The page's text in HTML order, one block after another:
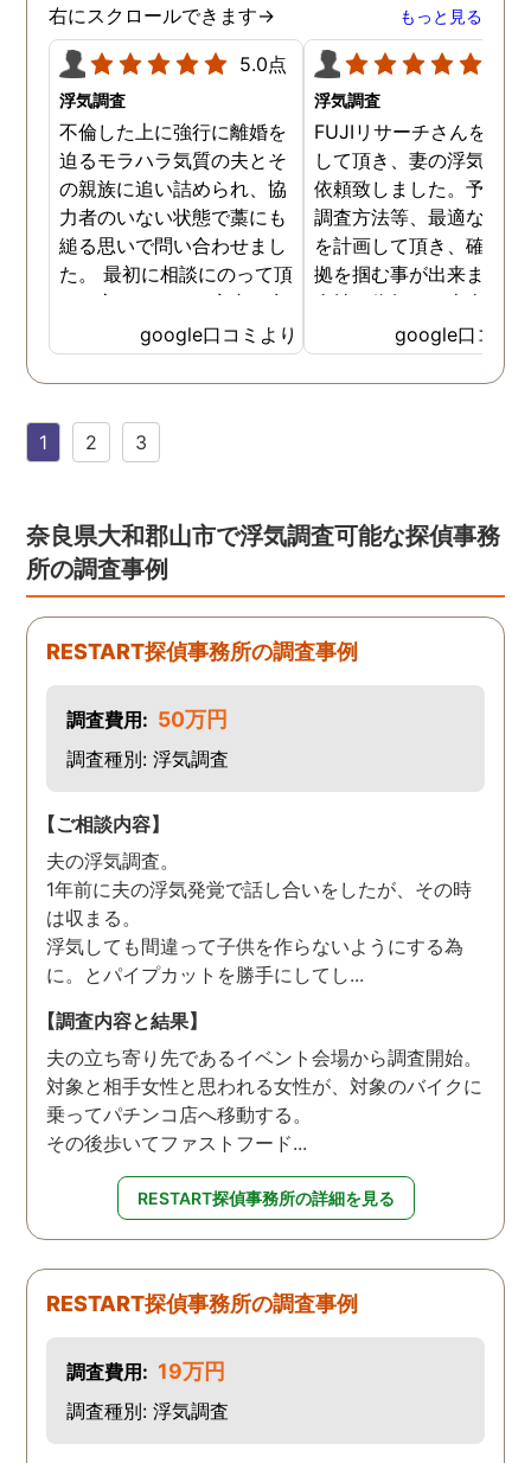
右にスクロールできます→ もっと見る
5.0点
浮気調査
不倫した上に強行に離婚を
迫るモラハラ気質の夫とそ
の親族に追い詰められ、協
力者のいない状態で藁にも
縋る思いで問い合わせまし
た。 最初に相談にのって頂
いた方も、とても率直に意
見を言っていただき、また
費用面も正直に答えていた
だき、私の望む結果を得る
言えないですが、それでも
依頼させていただきまし
た。 調査も私の望む結果を
得るべく、尽力して頂き、
密に連絡をいただきなが
ら、丁寧に対応してくださ
きました。 サポートの方
も、不安で日々辛い気持ち
対応して頂いた上に、かな
り迅速に弁護士に関するア
ドバイスを頂き繋いで下さ
った事、本当に感謝してい
ます。
google口コミより
浮気調査
FUJIリサーチさんをご紹
して頂き、妻の浮気調査
依頼致しました。予算か
調査方法等、最適なやり
を計画して頂き、確実な
拠を掴む事が出来ました
当社に依頼して本当に良
ったと実感しております
依頼中にはいろいろな相
も聞いて頂き、救われる
をお勧め致します。 今
google口コミ
1 2 3
奈良県大和郡山市で浮気調査可能な探偵事務
所の調査事例
RESTART探偵事務所の調査事例
調査費用: 50万円
調査種別: 浮気調査
【ご相談内容】
夫の浮気調査。
1年前に夫の浮気発覚で話し合いをしたが、その時
は収まる。
浮気しても間違って子供を作らないようにする為
に。とパイプカットを勝手にしてし...
【調査内容と結果】
夫の立ち寄り先であるイベント会場から調査開始。
対象と相手女性と思われる女性が、対象のバイクに
乗ってパチンコ店へ移動する。
その後歩いてファストフード...
RESTART探偵事務所の詳細を見る
RESTART探偵事務所の調査事例
調査費用: 19万円
調査種別: 浮気調査